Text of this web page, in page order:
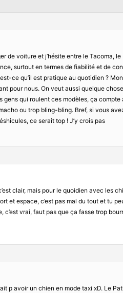
de voiture et j’hésite entre le Tacoma,
surtout en termes de fiabilité et de
ce qu’il est pratique au quotidien ?
pour nous. On veut aussi quelque
gens qui roulent ces modèles, ça compte
ou trop bling-bling. Bref, si vous
ce serait top ! J’y crois pas
clair, mais pour le quoidien avec les
et espace, c’est pas mal du tout et tu
c’est vrai, faut pas que ça fasse trop
p avoir un chien en mode taxi xD. Le